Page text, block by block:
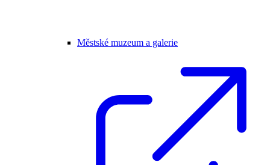
Městské muzeum a galerie